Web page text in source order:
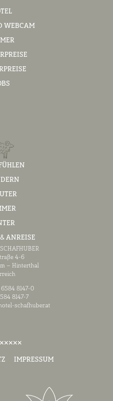
WEBCAM
ANREISE
4-6
– Hinterthal
6584 8147-0
8147-7
schafhuber.at
IMPRESSUM